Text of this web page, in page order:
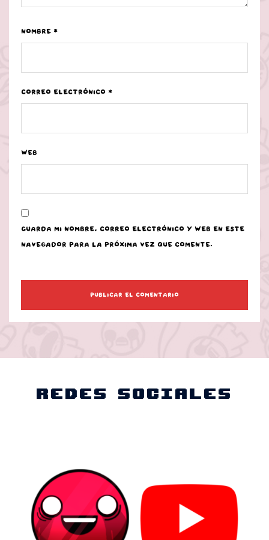
Nombre *
Correo electrónico *
Web
Guarda mi nombre, correo electrónico y web en este
navegador para la próxima vez que comente.
Redes Sociales